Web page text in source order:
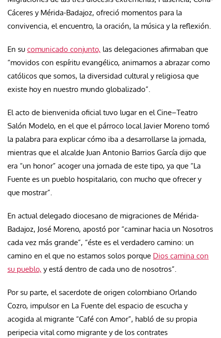
Cáceres y Mérida-Badajoz, ofreció momentos para la
convivencia, el encuentro, la oración, la música y la reflexión.
En su comunicado conjunto, las delegaciones afirmaban que
“movidos con espíritu evangélico, animamos a abrazar como
católicos que somos, la diversidad cultural y religiosa que
existe hoy en nuestro mundo globalizado”.
El acto de bienvenida oficial tuvo lugar en el Cine–Teatro
Salón Modelo, en el que el párroco local Javier Moreno tomó
la palabra para explicar cómo iba a desarrollarse la jornada,
mientras que el alcalde Juan Antonio Barrios García dijo que
era “un honor” acoger una jornada de este tipo, ya que “La
Fuente es un pueblo hospitalario, con mucho que ofrecer y
que mostrar”.
En actual delegado diocesano de migraciones de Mérida-
Badajoz, José Moreno, apostó por “caminar hacia un Nosotros
cada vez más grande”, “éste es el verdadero camino: un
camino en el que no estamos solos porque Dios camina con
su pueblo, y está dentro de cada uno de nosotros”.
Por su parte, el sacerdote de origen colombiano Orlando
Cozro, impulsor en La Fuente del espacio de escucha y
acogida al migrante “Café con Amor”, habló de su propia
peripecia vital como migrante y de los contrates